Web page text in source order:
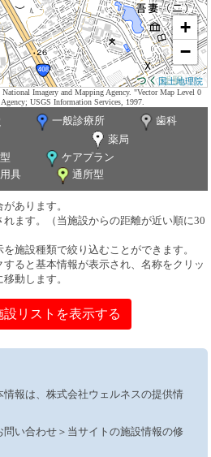
+
−
国土地理院
Imagery and Mapping Agency. "Vector Map Level 0
USGS Information Services, 1997.
一般診療所
歯科
薬局
ケアプラン
具
通所型
あります。
ます。（当施設からの距離が近い順に30
施設種類で絞り込むことができます。
ると基本情報が表示され、名称をクリッ
動します。
リストを表示する
報は、株式会社ウェルネスの提供情
い合わせ＞当サイトの施設情報の修